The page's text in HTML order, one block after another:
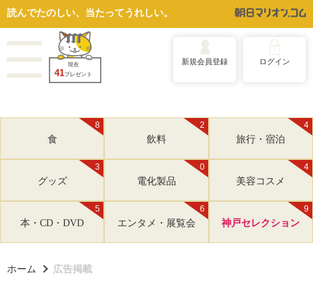
読んでたのしい、当たってうれしい。
現在
41プレゼント
新規会員登録 ログイン
8
食
2
飲料
4
旅行・宿泊
3
グッズ
0
電化製品
4
美容コスメ
5
本・CD・DVD
6
エンタメ・展覧会
9
神戸セレクション
ホーム 広告掲載